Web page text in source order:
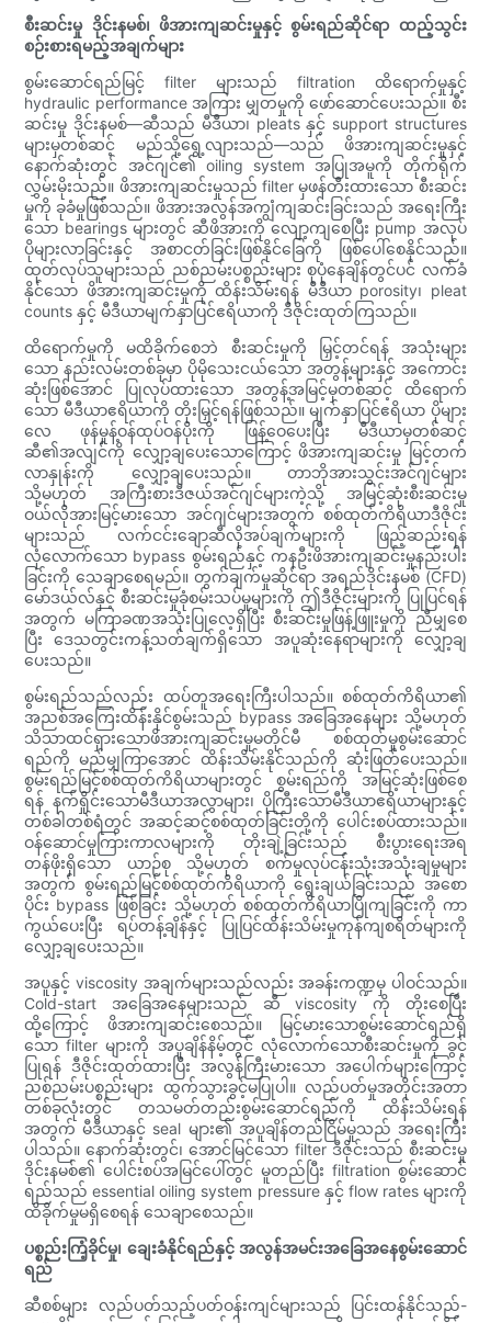
စီးဆင်းမှု ဒိုင်းနမစ်၊ ဖိအားကျဆင်းမှုနှင့် စွမ်းရည်ဆိုင်ရာ ထည့်သွင်း
စဉ်းစားရမည့်အချက်များ
စွမ်းဆောင်ရည်မြင့် filter များသည် filtration ထိရောက်မှုနှင့်
hydraulic performance အကြား မျှတမှုကို ဖော်ဆောင်ပေးသည်။ စီး
ဆင်းမှု ဒိုင်းနမစ်—ဆီသည် မီဒီယာ၊ pleats နှင့် support structures
များမှတစ်ဆင့် မည်သို့ရွေ့လျားသည်—သည် ဖိအားကျဆင်းမှုနှင့်
နောက်ဆုံးတွင် အင်ဂျင်၏ oiling system အပြုအမူကို တိုက်ရိုက်
လွှမ်းမိုးသည်။ ဖိအားကျဆင်းမှုသည် filter မှဖန်တီးထားသော စီးဆင်း
မှုကို ခုခံမှုဖြစ်သည်။ ဖိအားအလွန်အကျွံကျဆင်းခြင်းသည် အရေးကြီး
သော bearings များတွင် ဆီဖိအားကို လျော့ကျစေပြီး pump အလုပ်
ပိုများလာခြင်းနှင့် အစာငတ်ခြင်းဖြစ်နိုင်ခြေကို ဖြစ်ပေါ်စေနိုင်သည်။
ထုတ်လုပ်သူများသည် ညစ်ညမ်းပစ္စည်းများ စုပုံနေချိန်တွင်ပင် လက်ခံ
နိုင်သော ဖိအားကျဆင်းမှုကို ထိန်းသိမ်းရန် မီဒီယာ porosity၊ pleat
counts နှင့် မီဒီယာမျက်နှာပြင်ဧရိယာကို ဒီဇိုင်းထုတ်ကြသည်။
ထိရောက်မှုကို မထိခိုက်စေဘဲ စီးဆင်းမှုကို မြှင့်တင်ရန် အသုံးများ
သော နည်းလမ်းတစ်ခုမှာ ပိုမိုသေးငယ်သော အတွန့်များနှင့် အကောင်း
ဆုံးဖြစ်အောင် ပြုလုပ်ထားသော အတွန့်အမြင့်မှတစ်ဆင့် ထိရောက်
သော မီဒီယာဧရိယာကို တိုးမြှင့်ရန်ဖြစ်သည်။ မျက်နှာပြင်ဧရိယာ ပိုများ
လေ ဖုန်မှုန့်ဝန်ထုပ်ဝန်ပိုးကို ဖြန့်ဝေပေးပြီး မီဒီယာမှတစ်ဆင့်
ဆီ၏အလျင်ကို လျှော့ချပေးသောကြောင့် ဖိအားကျဆင်းမှု မြင့်တက်
လာနှုန်းကို လျှော့ချပေးသည်။ တာဘိုအားသွင်းအင်ဂျင်များ
သို့မဟုတ် အကြီးစားဒီဇယ်အင်ဂျင်များကဲ့သို့ အမြင့်ဆုံးစီးဆင်းမှု
ဝယ်လိုအားမြင့်မားသော အင်ဂျင်များအတွက် စစ်ထုတ်ကိရိယာဒီဇိုင်း
များသည် လက်ငင်းချောဆီလိုအပ်ချက်များကို ဖြည့်ဆည်းရန်
လုံလောက်သော bypass စွမ်းရည်နှင့် ကနဦးဖိအားကျဆင်းမှုနည်းပါး
ခြင်းကို သေချာစေရမည်။ တွက်ချက်မှုဆိုင်ရာ အရည်ဒိုင်းနမစ် (CFD)
မော်ဒယ်လ်နှင့် စီးဆင်းမှုခုံစမ်းသပ်မှုများကို ဤဒီဇိုင်းများကို ပြုပြင်ရန်
အတွက် မကြာခဏအသုံးပြုလေ့ရှိပြီး စီးဆင်းမှုဖြန့်ဖြူးမှုကို ညီမျှစေ
ပြီး ဒေသတွင်းကန့်သတ်ချက်ရှိသော အပူဆုံးနေရာများကို လျှော့ချ
ပေးသည်။
စွမ်းရည်သည်လည်း ထပ်တူအရေးကြီးပါသည်။ စစ်ထုတ်ကိရိယာ၏
အညစ်အကြေးထိန်းနိုင်စွမ်းသည် bypass အခြေအနေများ သို့မဟုတ်
သိသာထင်ရှားသောဖိအားကျဆင်းမှုမတိုင်မီ စစ်ထုတ်မှုစွမ်းဆောင်
ရည်ကို မည်မျှကြာအောင် ထိန်းသိမ်းနိုင်သည်ကို ဆုံးဖြတ်ပေးသည်။
စွမ်းရည်မြင့်စစ်ထုတ်ကိရိယာများတွင် စွမ်းရည်ကို အမြင့်ဆုံးဖြစ်စေ
ရန် နက်ရှိုင်းသောမီဒီယာအလွှာများ၊ ပိုကြီးသောမီဒီယာဧရိယာများနှင့်
တစ်ခါတစ်ရံတွင် အဆင့်ဆင့်စစ်ထုတ်ခြင်းတို့ကို ပေါင်းစပ်ထားသည်။
ဝန်ဆောင်မှုကြားကာလများကို တိုးချဲ့ခြင်းသည် စီးပွားရေးအရ
တန်ဖိုးရှိသော ယာဉ်စု သို့မဟုတ် စက်မှုလုပ်ငန်းသုံးအသုံးချမှုများ
အတွက် စွမ်းရည်မြင့်စစ်ထုတ်ကိရိယာကို ရွေးချယ်ခြင်းသည် အစော
ပိုင်း bypass ဖြစ်ခြင်း သို့မဟုတ် စစ်ထုတ်ကိရိယာပြိုကျခြင်းကို ကာ
ကွယ်ပေးပြီး ရပ်တန့်ချိန်နှင့် ပြုပြင်ထိန်းသိမ်းမှုကုန်ကျစရိတ်များကို
လျှော့ချပေးသည်။
အပူနှင့် viscosity အချက်များသည်လည်း အခန်းကဏ္ဍမှ ပါဝင်သည်။
Cold-start အခြေအနေများသည် ဆီ viscosity ကို တိုးစေပြီး
ထို့ကြောင့် ဖိအားကျဆင်းစေသည်။ မြင့်မားသောစွမ်းဆောင်ရည်ရှိ
သော filter များကို အပူချိန်နိမ့်တွင် လုံလောက်သောစီးဆင်းမှုကို ခွင့်
ပြုရန် ဒီဇိုင်းထုတ်ထားပြီး အလွန်ကြီးမားသော အပေါက်များကြောင့်
ညစ်ညမ်းပစ္စည်းများ ထွက်သွားခွင့်မပြုပါ။ လည်ပတ်မှုအတိုင်းအတာ
တစ်ခုလုံးတွင် တသမတ်တည်းစွမ်းဆောင်ရည်ကို ထိန်းသိမ်းရန်
အတွက် မီဒီယာနှင့် seal များ၏ အပူချိန်တည်ငြိမ်မှုသည် အရေးကြီး
ပါသည်။ နောက်ဆုံးတွင်၊ အောင်မြင်သော filter ဒီဇိုင်းသည် စီးဆင်းမှု
ဒိုင်းနမစ်၏ ပေါင်းစပ်အမြင်ပေါ်တွင် မူတည်ပြီး filtration စွမ်းဆောင်
ရည်သည် essential oiling system pressure နှင့် flow rates များကို
ထိခိုက်မှုမရှိစေရန် သေချာစေသည်။
ပစ္စည်းကြံ့ခိုင်မှု၊ ချေးခံနိုင်ရည်နှင့် အလွန်အမင်းအခြေအနေစွမ်းဆောင်
ရည်
ဆီစစ်များ လည်ပတ်သည့်ပတ်ဝန်းကျင်များသည် ပြင်းထန်နိုင်သည်-